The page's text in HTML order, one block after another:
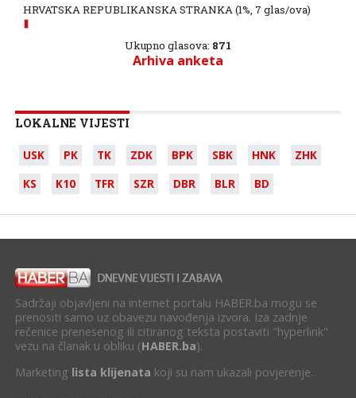
HRVATSKA REPUBLIKANSKA STRANKA(1%, 7 glas/ova)
Ukupno glasova: 871
Arhiva anketa
LOKALNE VIJESTI
USK PK TK ZDK BPK SBK HNK
ZHK
KS
K10 TFR SZR DBR BLR BD
Sadržaji objavljeni na internet portalu HABER.ba mogu se
prenositi samo uz obavezu navođenja izvora. Iza zadnje
rečenice prenesenog ili citiranog teksta postaviti "hyperlink"
vezu na članak u obliku (HABER.ba).
Marketing lista klijenata koji su nam ukazali povjerenje.